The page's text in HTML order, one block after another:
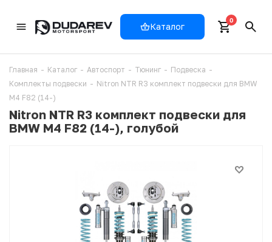
Каталог
0
Главная - Каталог - Автоспорт - Тюнинг - Подвеска -
Комплекты подвески - Nitron NTR R3 комплект подвески для BMW
M4 F82 (14-)
Nitron NTR R3 комплект подвески для
BMW M4 F82 (14-), голубой